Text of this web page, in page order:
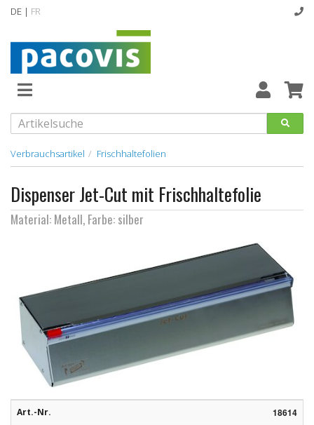
DE | FR
Abverkaufsartikel
Neuheiten
Vollsortiment
Hygiene
Rohstoffe
Convenience
Technologie
Anwendungsrezepturen
Verbrauchsartikel Frischhaltefolien
Dispenser Jet-Cut mit Frischhaltefolie
Material: Metall, Farbe: silber
Art.-Nr. 18614